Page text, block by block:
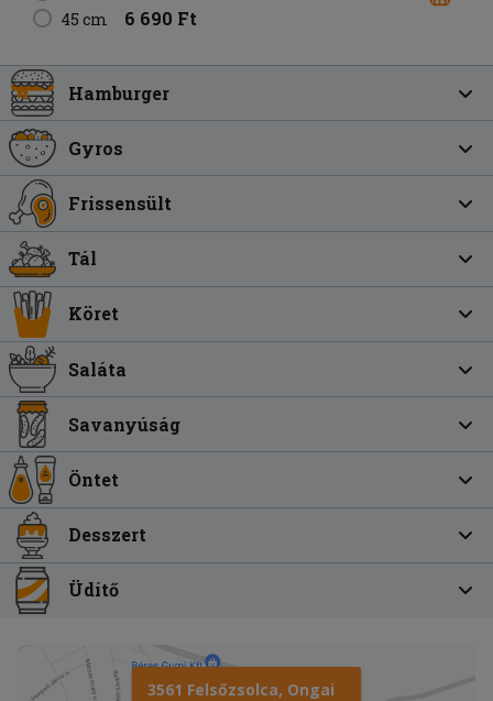
45 cm 6 690 Ft
Hamburger
Gyros
Frissensült
Tál
Köret
Saláta
Savanyúság
Öntet
Desszert
Üdítő
3561 Felsőzsolca, Ongai